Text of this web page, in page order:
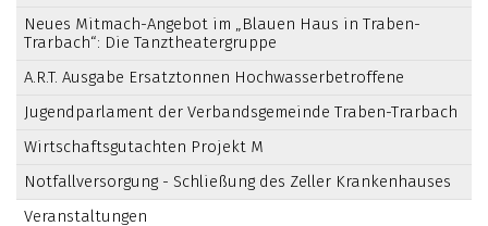
Neues Mitmach-Angebot im „Blauen Haus in Traben-
Trarbach“: Die Tanztheatergruppe
A.R.T. Ausgabe Ersatztonnen Hochwasserbetroffene
Jugendparlament der Verbandsgemeinde Traben-Trarbach
Wirtschaftsgutachten Projekt M
Notfallversorgung - Schließung des Zeller Krankenhauses
Veranstaltungen